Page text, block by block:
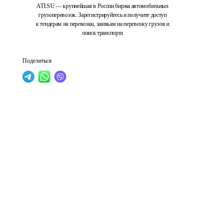
ATI.SU — крупнейшая в России биржа автомобильных
грузоперевозок. Зарегистрируйтесь и получите доступ
к тендерам на перевозки, заявкам на перевозку грузов и
поиск транспорта
Поделиться